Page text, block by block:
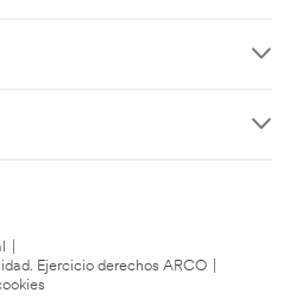
Ejercicio derechos ARCO